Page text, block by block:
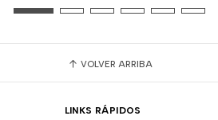
VOLVER ARRIBA
LINKS RÁPIDOS